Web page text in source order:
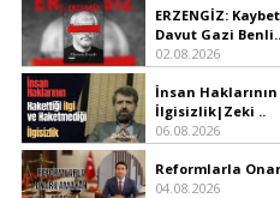
ERZENGİZ:
Davut Gazi Benli..
02.08.2026
İnsan
İlgisizlik|Zeki ..
06.08.2026
Reformlarla
04.08.2026